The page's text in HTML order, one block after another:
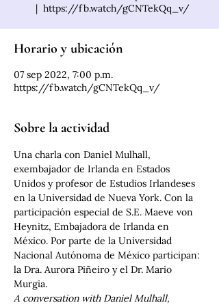
  |
https://fb.watch/gCNTekQq_v/
Horario y ubicación
07 sep 2022, 7:00 p.m.
https://fb.watch/gCNTekQq_v/
Sobre la actividad
Una charla con Daniel Mulhall,
exembajador de Irlanda en Estados
Unidos y profesor de Estudios Irlandeses
en la Universidad de Nueva York. Con la
participación especial de S.E. Maeve von
Heynitz, Embajadora de Irlanda en
México. Por parte de la Universidad
Nacional Autónoma de México participan:
la Dra. Aurora Piñeiro y el Dr. Mario
Murgia.
A conversation with Daniel Mulhall,